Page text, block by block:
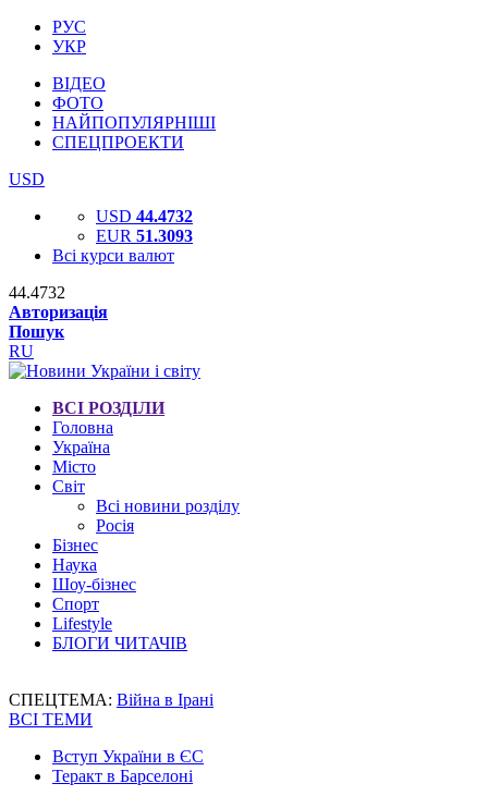
РУС
УКР
ВІДЕО
ФОТО
НАЙПОПУЛЯРНІШІ
СПЕЦПРОЕКТИ
USD
USD 44.4732
EUR 51.3093
Всі курси валют
44.4732
Авторизація
Пошук
RU
ВСІ РОЗДІЛИ
Головна
Україна
Місто
Світ
Всі новини розділу
Росія
Бізнес
Наука
Шоу-бізнес
Спорт
Lifestyle
БЛОГИ ЧИТАЧІВ
СПЕЦТЕМА: Війна в Ірані
ВСІ ТЕМИ
Вступ України в ЄС
Теракт в Барселоні